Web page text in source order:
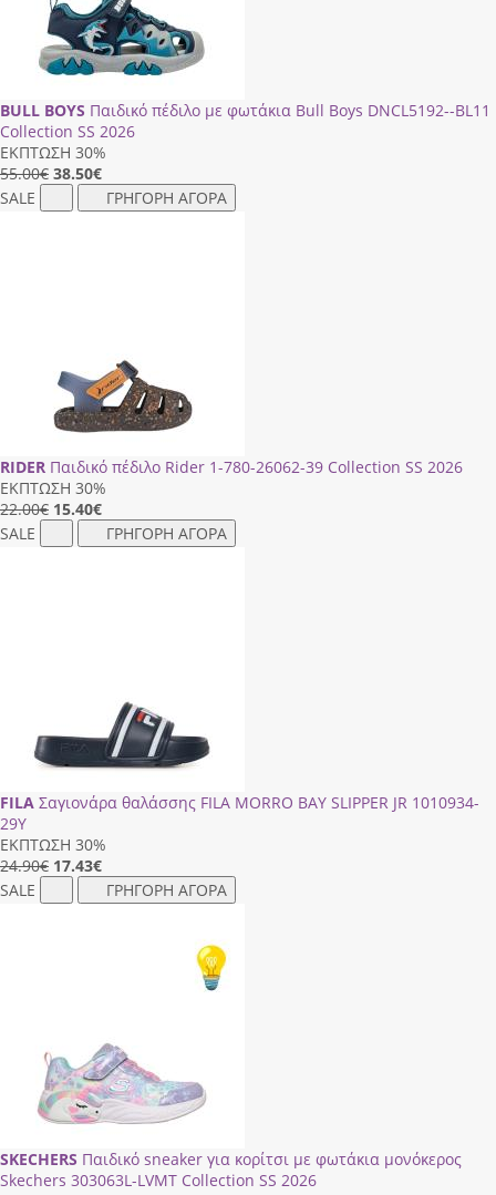
BULL BOYS Παιδικό πέδιλο με φωτάκια Bull Boys DΝCL5192--ΒL11
Collection SS 2026
ΕΚΠΤΩΣΗ 30%
55.00€ 38.50€
SALE
ΓΡΗΓΟΡΗ ΑΓΟΡΑ
RIDER Παιδικό πέδιλο Rider 1-780-26062-39 Collection SS 2026
ΕΚΠΤΩΣΗ 30%
22.00€ 15.40€
SALE
ΓΡΗΓΟΡΗ ΑΓΟΡΑ
FILA Σαγιονάρα θαλάσσης FILA MORRO BAY SLIPPER JR 1010934-
29Y
ΕΚΠΤΩΣΗ 30%
24.90€ 17.43€
SALE
ΓΡΗΓΟΡΗ ΑΓΟΡΑ
SKECHERS Παιδικό sneaker για κορίτσι με φωτάκια μονόκερος
Skechers 303063L-LVΜΤ Collection SS 2026